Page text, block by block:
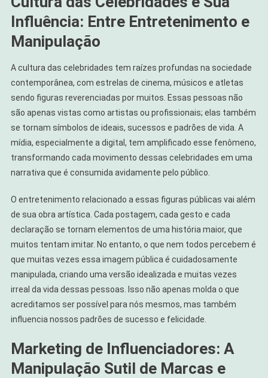
Influência: Entre Entretenimento e
Manipulação
A cultura das celebridades tem raízes profundas na sociedade
contemporânea, com estrelas de cinema, músicos e atletas
sendo figuras reverenciadas por muitos. Essas pessoas não
são apenas vistas como artistas ou profissionais; elas também
se tornam símbolos de ideais, sucessos e padrões de vida. A
mídia, especialmente a digital, tem amplificado esse fenômeno,
transformando cada movimento dessas celebridades em uma
narrativa que é consumida avidamente pelo público.
O entretenimento relacionado a essas figuras públicas vai além
de sua obra artística. Cada postagem, cada gesto e cada
declaração se tornam elementos de uma história maior, que
muitos tentam imitar. No entanto, o que nem todos percebem é
que muitas vezes essa imagem pública é cuidadosamente
manipulada, criando uma versão idealizada e muitas vezes
irreal da vida dessas pessoas. Isso não apenas molda o que
acreditamos ser possível para nós mesmos, mas também
influencia nossos padrões de sucesso e felicidade.
Marketing de Influenciadores: A
Manipulação Sutil de Marcas e